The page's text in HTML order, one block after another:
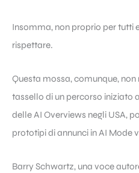
Insomma, non proprio per tutti
rispettare.
Questa mossa, comunque,
tassello di un percorso iniziato
delle AI Overviews negli USA,
prototipi di annunci in AI Mode
Barry Schwartz, una voce